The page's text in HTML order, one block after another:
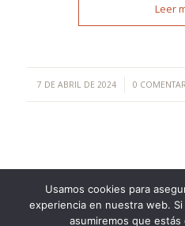
Leer
7 DE ABRIL DE 2024
/ 0 /
©Copyright [2023] - TecnoMur
Usamos cookies para
experiencia en nuestra web.
asumiremos que